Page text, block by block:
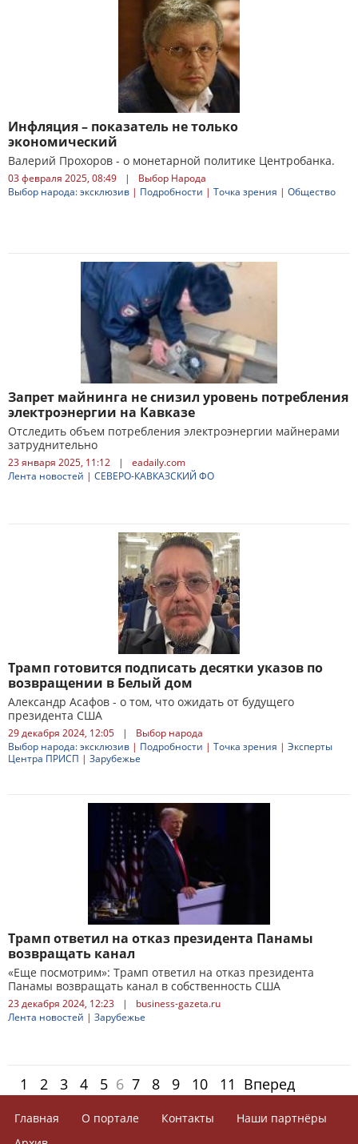
Инфляция – показатель не только
экономический
Валерий Прохоров ­- о монетарной политике Центробанка.
03 февраля 2025, 08:49 |
Выбор Народа
Выбор народа: эксклюзив | Подробности | Точка зрения | Общество
Запрет майнинга не снизил уровень потребления
электроэнергии на Кавказе
Отследить объем потребления электроэнергии майнерами
затруднительно
23 января 2025, 11:12 |
eadaily.com
Лента новостей | СЕВЕРО-КАВКАЗСКИЙ ФО
Трамп готовится подписать десятки указов по
возвращении в Белый дом
Александр Асафов - о том, что ожидать от будущего
президента США
29 декабря 2024, 12:05 |
Выбор народа
Выбор народа: эксклюзив | Подробности | Точка зрения | Эксперты
Центра ПРИСП | Зарубежье
Трамп ответил на отказ президента Панамы
возвращать канал
«Еще посмотрим»: Трамп ответил на отказ президента
Панамы возвращать канал в собственность США
23 декабря 2024, 12:23 |
business-gazeta.ru
Лента новостей | Зарубежье
1 2 3 4 5 6 7 8 9 10 11 Вперед
Главная О портале Контакты
Наши партнёры